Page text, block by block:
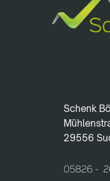
Schenk
29556
05826 -